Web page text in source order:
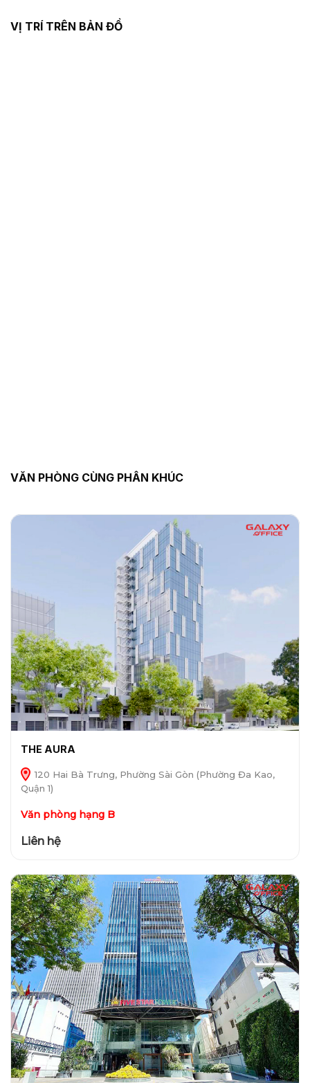
VỊ TRÍ TRÊN BẢN ĐỒ
VĂN PHÒNG CÙNG PHÂN KHÚC
THE AURA
120 Hai Bà Trưng, Phường Sài Gòn (Phường Đa Kao,
Quận 1)
Văn phòng hạng B
Liên hệ